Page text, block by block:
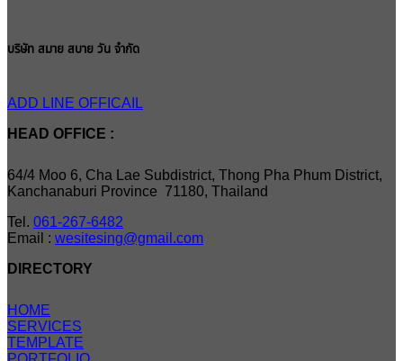
บริษัท สมาย สบาย วัน จำกัด
ADD LINE OFFICAIL
HEAD OFFICE :
64/4 Moo 6, Cha Lae Subdistrict, Thong Pha Phum District,
Kanchanaburi Province 71180, Thailand
Tel. 061-267-6482
Email : wesitesing@gmail.com
DIRECTORY
HOME
SERVICES
TEMPLATE